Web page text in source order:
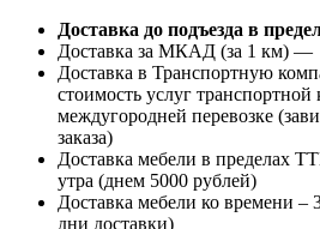
Доставка до подъезда в
Доставка за МКАД (за 1 км) —
Доставка в Транспортную
стоимость услуг
междугородней перевозке
заказа)
Доставка мебели в пределах
утра (днем 5000 рублей)
Доставка мебели ко времени –
дни доставки)